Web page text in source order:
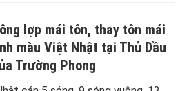
lợp mái tôn, thay tôn mái
màu Việt Nhật tại Thủ Dầu
Trường Phong